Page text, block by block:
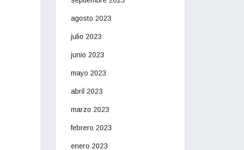
agosto 2023
julio 2023
junio 2023
mayo 2023
abril 2023
marzo 2023
febrero 2023
enero 2023